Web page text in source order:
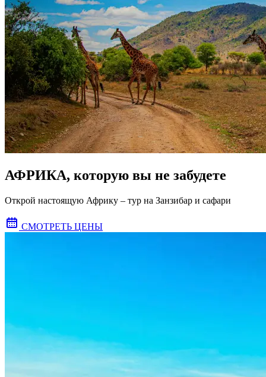
АФРИКА, которую вы не забудете
Открой настоящую Африку – тур на Занзибар и сафари
СМОТРЕТЬ ЦЕНЫ